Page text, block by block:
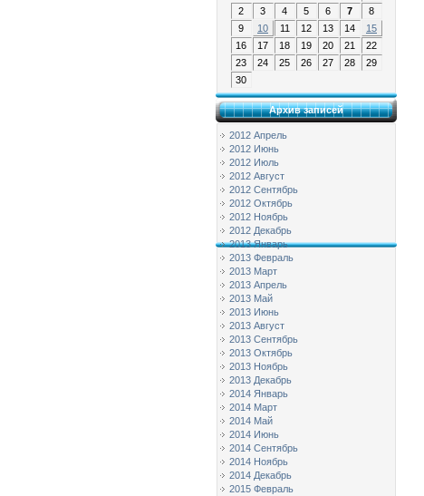
2
3 4 5 6 7
8
9
10 11 12 13 14
15
16
17 18 19 20 21
22
23
24 25 26 27 28
29
30
Архив записей
2012 Апрель
2012 Июнь
2012 Июль
2012 Август
2012 Сентябрь
2012 Октябрь
2012 Ноябрь
2012 Декабрь
2013 Январь
2013 Февраль
2013 Март
2013 Апрель
2013 Май
2013 Июнь
2013 Август
2013 Сентябрь
2013 Октябрь
2013 Ноябрь
2013 Декабрь
2014 Январь
2014 Март
2014 Май
2014 Июнь
2014 Сентябрь
2014 Ноябрь
2014 Декабрь
2015 Февраль